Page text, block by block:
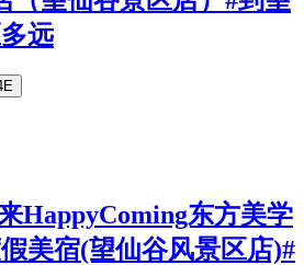
远
HappyComing东方美学
美宿(望仙谷风景区店)#